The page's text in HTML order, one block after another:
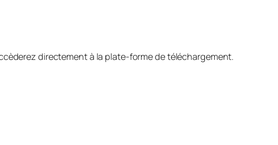
directement à la plate-forme de téléchargement.